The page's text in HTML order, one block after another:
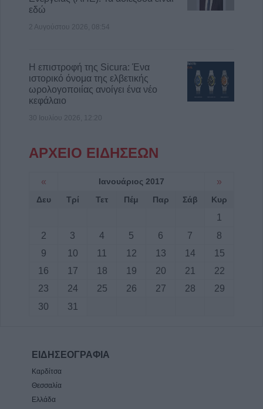
εδώ
2 Αυγούστου 2026, 08:54
Η επιστροφή της Sicura: Ένα
ιστορικό όνομα της ελβετικής
ωρολογοποιίας ανοίγει ένα νέο
κεφάλαιο
30 Ιουλίου 2026, 12:20
ΑΡΧΕΙΟ ΕΙΔΗΣΕΩΝ
« Ιανουάριος 2017 »
Δευ Τρί Τετ Πέμ Παρ Σάβ Κυρ
1
2
3 4 5 6 7
8
9
10 11 12 13 14
15
16
17 18 19 20 21
22
23
24 25 26 27 28
29
30
31
ΕΙΔΗΣΕΟΓΡΑΦΙΑ
Καρδίτσα
Θεσσαλία
Ελλάδα